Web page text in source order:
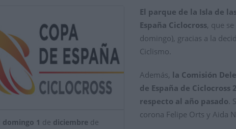
El parque de la Isla de
España Ciclocross, que
domingo), gracias a la
Ciclismo.
Además, la Comisión
de España de Ciclocross
respecto al año pasado.
corona Felipe Orts y Aida
domingo 1 de diciembre de